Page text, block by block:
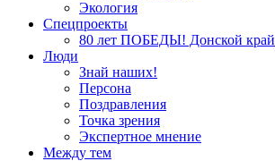
Экология
Спецпроекты
80 лет ПОБЕДЫ! Донской край
Люди
Знай наших!
Персона
Поздравления
Точка зрения
Экспертное мнение
Между тем